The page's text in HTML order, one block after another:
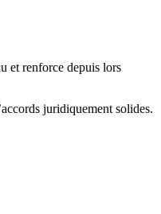
et renforce depuis lors
juridiquement solides.